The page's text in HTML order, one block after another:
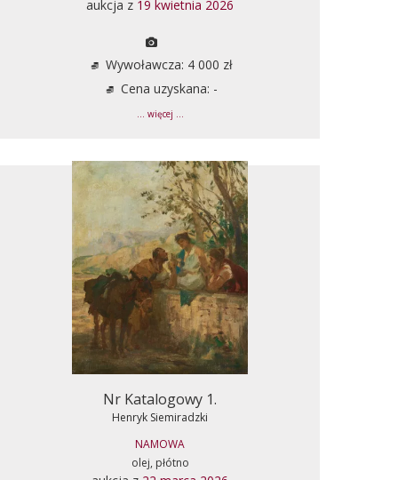
aukcja z 19 kwietnia 2026
Wywoławcza: 4 000 zł
Cena uzyskana: -
... więcej ...
Nr Katalogowy 1.
Henryk Siemiradzki
NAMOWA
olej, płótno